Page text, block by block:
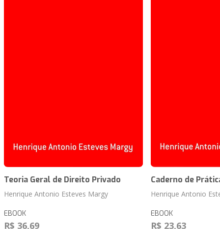
Teoria Geral de Direito Privado
Henrique Antonio Esteves Margy
EBOOK
R$ 36,69
Caderno de
Henrique Antonio
EBOOK
R$ 23,63